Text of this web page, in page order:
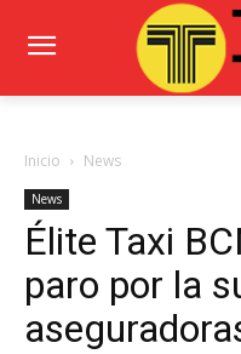
Inicio News
News
Élite Taxi
paro por la